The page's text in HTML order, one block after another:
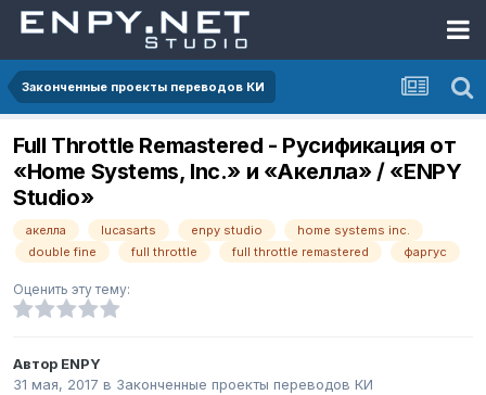
Законченные проекты переводов КИ
Full Throttle Remastered - Русификация от
«Home Systems, Inc.» и «Акелла» / «ENPY
Studio»
акелла lucasarts enpy studio
home systems inc.
double fine
full throttle full throttle remastered фаргус
Оценить эту тему:
Автор ENPY
31 мая, 2017 в Законченные проекты переводов КИ